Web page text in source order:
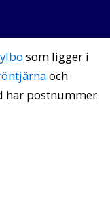
som ligger i
och
har postnummer